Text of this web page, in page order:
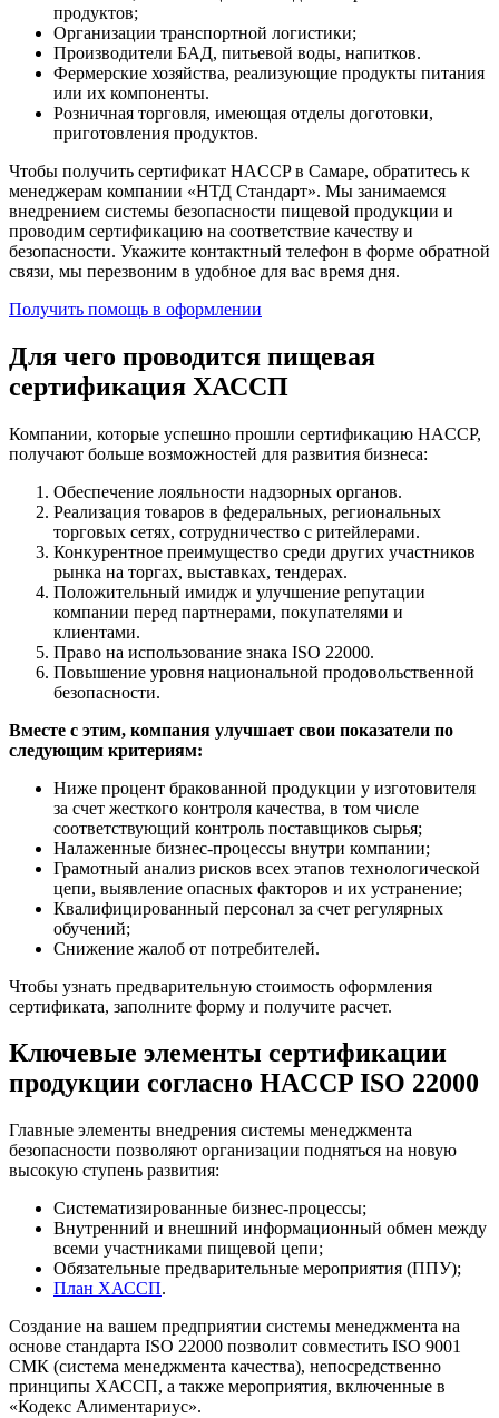
продуктов;
Организации транспортной логистики;
Производители БАД, питьевой воды, напитков.
Фермерские хозяйства, реализующие продукты питания
или их компоненты.
Розничная торговля, имеющая отделы доготовки,
приготовления продуктов.
Чтобы получить сертификат HACCP в Самаре, обратитесь к
менеджерам компании «НТД Стандарт». Мы занимаемся
внедрением системы безопасности пищевой продукции и
проводим сертификацию на соответствие качеству и
безопасности. Укажите контактный телефон в форме обратной
связи, мы перезвоним в удобное для вас время дня.
Получить помощь в оформлении
Для чего проводится пищевая
сертификация ХАССП
Компании, которые успешно прошли сертификацию HACCP,
получают больше возможностей для развития бизнеса:
Обеспечение лояльности надзорных органов.
Реализация товаров в федеральных, региональных
торговых сетях, сотрудничество с ритейлерами.
Конкурентное преимущество среди других участников
рынка на торгах, выставках, тендерах.
Положительный имидж и улучшение репутации
компании перед партнерами, покупателями и
клиентами.
Право на использование знака ISO 22000.
Повышение уровня национальной продовольственной
безопасности.
Вместе с этим, компания улучшает свои показатели по
следующим критериям:
Ниже процент бракованной продукции у изготовителя
за счет жесткого контроля качества, в том числе
соответствующий контроль поставщиков сырья;
Налаженные бизнес-процессы внутри компании;
Грамотный анализ рисков всех этапов технологической
цепи, выявление опасных факторов и их устранение;
Квалифицированный персонал за счет регулярных
обучений;
Снижение жалоб от потребителей.
Чтобы узнать предварительную стоимость оформления
сертификата, заполните форму и получите расчет.
Ключевые элементы сертификации
продукции согласно HACCP ISO 22000
Главные элементы внедрения системы менеджмента
безопасности позволяют организации подняться на новую
высокую ступень развития:
Систематизированные бизнес-процессы;
Внутренний и внешний информационный обмен между
всеми участниками пищевой цепи;
Обязательные предварительные мероприятия (ППУ);
План ХАССП.
Создание на вашем предприятии системы менеджмента на
основе стандарта ISO 22000 позволит совместить ISO 9001
СМК (система менеджмента качества), непосредственно
принципы ХАССП, а также мероприятия, включенные в
«Кодекс Алиментариус».